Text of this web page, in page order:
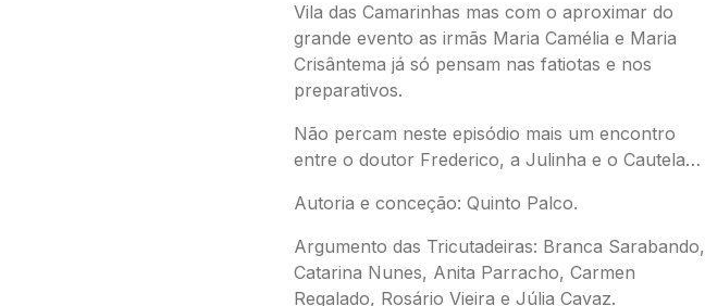
Vila das Camarinhas mas com o aproximar do
grande evento as irmãs Maria Camélia e Maria
Crisântema já só pensam nas fatiotas e nos
preparativos.
Não percam neste episódio mais um encontro
entre o doutor Frederico, a Julinha e o Cautela…
Autoria e conceção: Quinto Palco.
Argumento das Tricutadeiras: Branca Sarabando,
Catarina Nunes, Anita Parracho, Carmen
Regalado, Rosário Vieira e Júlia Cavaz.